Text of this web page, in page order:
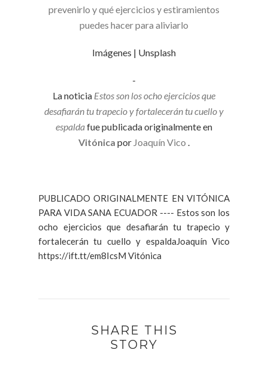
prevenirlo y qué ejercicios y estiramientos
puedes hacer para aliviarlo
Imágenes | Unsplash
-
La noticia Estos son los ocho ejercicios que
desafiarán tu trapecio y fortalecerán tu cuello y
espaldafue publicada originalmente en
Vitónica por Joaquín Vico .
PUBLICADO ORIGINALMENTE EN VITÓNICA
PARA VIDA SANA ECUADOR ---- Estos son los
ocho ejercicios que desafiarán tu trapecio y
fortalecerán tu cuello y espaldaJoaquín Vico
https://ift.tt/em8IcsM Vitónica
SHARE THIS
STORY